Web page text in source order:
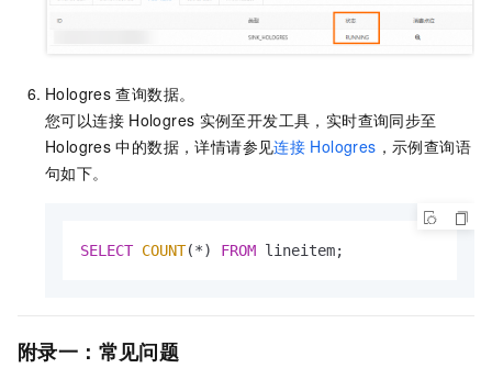
Hologres 查询数据。
您可以连接 Hologres 实例至开发工具，实时查询同步至
Hologres 中的数据，详情请参见连接 Hologres ，示例查询语
句如下。
SELECT COUNT(*) FROM lineitem;
附录一：常见问题